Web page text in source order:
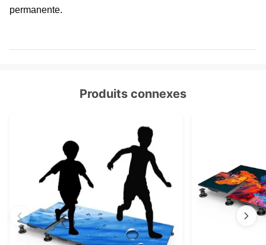
permanente.
Produits connexes